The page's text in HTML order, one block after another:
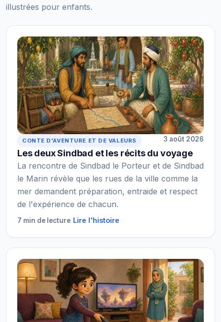
illustrées pour enfants.
CONTE D'AVENTURE ET DE VALEURS 3 août 2026
Les deux Sindbad et les récits du voyage
La rencontre de Sindbad le Porteur et de Sindbad
le Marin révèle que les rues de la ville comme la
mer demandent préparation, entraide et respect
de l'expérience de chacun.
7 min de lecture Lire l'histoire